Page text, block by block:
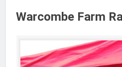
Warcombe Farm